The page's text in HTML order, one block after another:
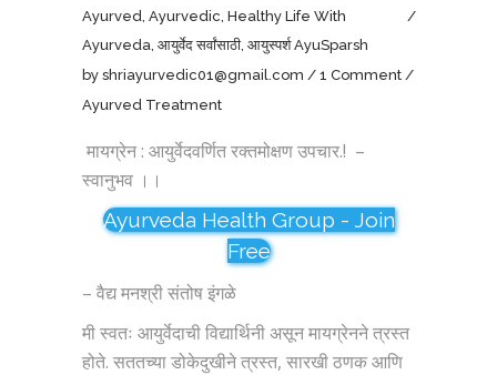
Ayurved, Ayurvedic, Healthy Life With
Ayurveda, आयुर्वेद सर्वांसाठी, आयुस्पर्श AyuSparsh
by shriayurvedic01@gmail.com
1 Comment
Ayurved Treatment
मायग्रेन : आयुर्वेदवर्णित रक्तमोक्षण उपचार.! –
स्वानुभव ।।
Ayurveda Health Group - Join
Free
– वैद्य मनश्री संतोष इंगळे
मी स्वतः आयुर्वेदाची विद्यार्थिनी असून मायग्रेनने त्रस्त
होते. सततच्या डोकेदुखीने त्रस्त, सारखी ठणक आणि